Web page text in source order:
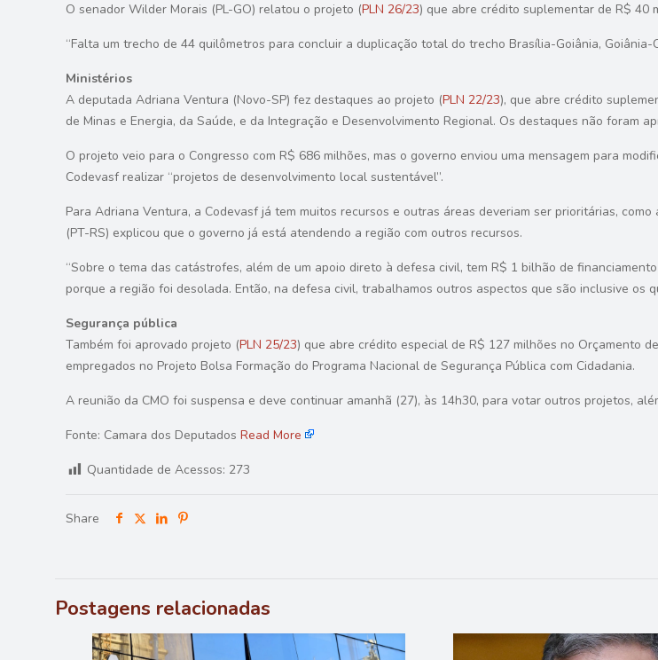
O senador Wilder Morais (PL-GO) relatou o projeto (PLN 26/23) que abre crédito suplementar de R$ 40
“Falta um trecho de 44 quilômetros para concluir a duplicação total do trecho Brasília-Goiânia, Goiânia-
Ministérios
A deputada Adriana Ventura (Novo-SP) fez destaques ao projeto (PLN 22/23), que abre crédito
de Minas e Energia, da Saúde, e da Integração e Desenvolvimento Regional. Os destaques não foram
O projeto veio para o Congresso com R$ 686 milhões, mas o governo enviou uma mensagem para
Codevasf realizar “projetos de desenvolvimento local sustentável”.
Para Adriana Ventura, a Codevasf já tem muitos recursos e outras áreas deveriam ser prioritárias,
(PT-RS) explicou que o governo já está atendendo a região com outros recursos.
“Sobre o tema das catástrofes, além de um apoio direto à defesa civil, tem R$ 1 bilhão de
porque a região foi desolada. Então, na defesa civil, trabalhamos outros aspectos que são inclusive os
Segurança pública
Também foi aprovado projeto (PLN 25/23) que abre crédito especial de R$ 127 milhões no Orçamento
empregados no Projeto Bolsa Formação do Programa Nacional de Segurança Pública com Cidadania.
A reunião da CMO foi suspensa e deve continuar amanhã (27), às 14h30, para votar outros projetos,
Fonte: Camara dos DeputadosRead More
Quantidade de Acessos: 273
Share
Postagens relacionadas